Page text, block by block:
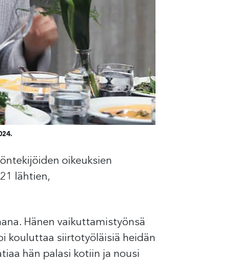
oikeuksien
lähtien,
Hänen vaikuttamistyönsä
kouluttaa siirtotyöläisiä heidän
hän palasi kotiin ja nousi